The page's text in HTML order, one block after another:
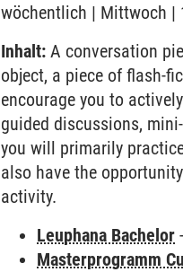
wöchentlich | Mittwoch |
Inhalt: A conversation
object, a piece of flash-
encourage you to
guided discussions,
you will primarily
also have the
activity.
Leuphana Bachelor -
Masterprogramm